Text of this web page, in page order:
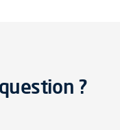
?